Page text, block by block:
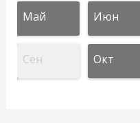
Май Июн
Сен Окт